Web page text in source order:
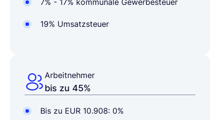
7% - 17% kommunale Gewerbesteuer
19% Umsatzsteuer
Arbeitnehmer
bis zu 45%
Bis zu EUR 10.908: 0%